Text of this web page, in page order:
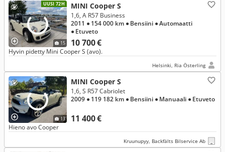
UUSI 72H
15
MINI Cooper S
10 700 €
1,6, A R57 Business
2011 ● 154 000 km ● Bensiini ● Automaatti
● Etuveto
Hyvin pidetty Mini Cooper S (avo).
Helsinki, Ria Österling
13
MINI Cooper S
11 400 €
1,6, S R57 Cabriolet
2009 ● 119 182 km ● Bensiini ● Manuaali ● Etuveto
Hieno avo Cooper
Kruunupyy, Backfälts Bilservice Ab